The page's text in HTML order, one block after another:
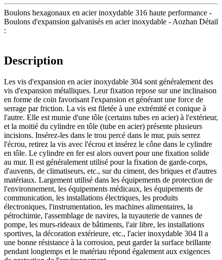
Boulons hexagonaux en acier inoxydable 316 haute performance -
Boulons d'expansion galvanisés en acier inoxydable - Aozhan Détail
:
Description
Les vis d'expansion en acier inoxydable 304 sont généralement des
vis d'expansion métalliques. Leur fixation repose sur une inclinaison
en forme de coin favorisant l'expansion et générant une force de
serrage par friction. La vis est filetée à une extrémité et conique à
l'autre. Elle est munie d'une tôle (certains tubes en acier) à l'extérieur,
et la moitié du cylindre en tôle (tube en acier) présente plusieurs
incisions. Insérez-les dans le trou percé dans le mur, puis serrez
l'écrou, retirez la vis avec l'écrou et insérez le cône dans le cylindre
en tôle. Le cylindre en fer est alors ouvert pour une fixation solide
au mur. Il est généralement utilisé pour la fixation de garde-corps,
d'auvents, de climatiseurs, etc., sur du ciment, des briques et d'autres
matériaux. Largement utilisé dans les équipements de protection de
l'environnement, les équipements médicaux, les équipements de
communication, les installations électriques, les produits
électroniques, l'instrumentation, les machines alimentaires, la
pétrochimie, l'assemblage de navires, la tuyauterie de vannes de
pompe, les murs-rideaux de bâtiments, l'air libre, les installations
sportives, la décoration extérieure, etc., l'acier inoxydable 304 Il a
une bonne résistance à la corrosion, peut garder la surface brillante
pendant longtemps et le matériau répond également aux exigences